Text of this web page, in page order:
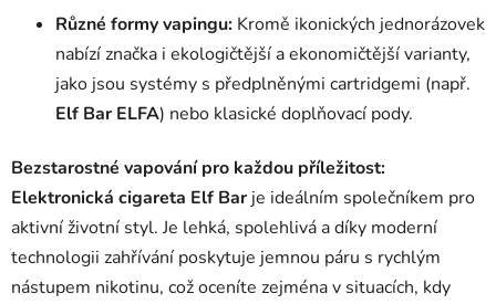
Různé formy vapingu: Kromě ikonických jednorázovek
nabízí značka i ekologičtější a ekonomičtější varianty,
jako jsou systémy s předplněnými cartridgemi (např.
Elf Bar ELFA) nebo klasické doplňovací pody.
Bezstarostné vapování pro každou příležitost:
Elektronická cigareta Elf Bar je ideálním společníkem pro
aktivní životní styl. Je lehká, spolehlivá a díky moderní
technologii zahřívání poskytuje jemnou páru s rychlým
nástupem nikotinu, což oceníte zejména v situacích, kdy